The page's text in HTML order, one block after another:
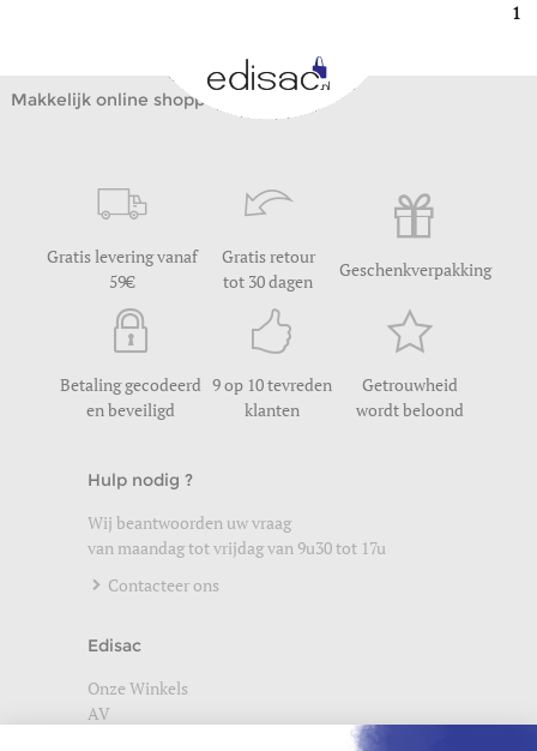
1
Makkelijk online shoppen
Gratis levering vanaf
59
Gratis retour
tot 30 dagen
Geschenkverpakking
Betaling gecodeerd
en beveiligd
9 op 10 tevreden
klanten
Getrouwheid
wordt beloond
Hulp nodig ?
Wij beantwoorden uw vraag
van maandag tot vrijdag van 9u30 tot 17u
Contacteer ons
Edisac
Onze Winkels
AV